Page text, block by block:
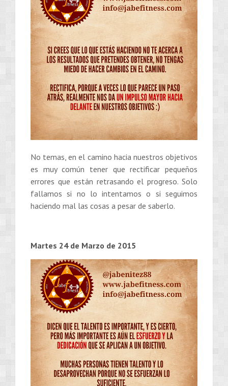
No temas, en el camino hacia nuestros objetivos
es muy común tener que rectificar pequeños
errores que están retrasando el progreso. Solo
fallamos si no lo intentamos o si seguimos
haciendo mal las cosas a pesar de saberlo.
Martes 24 de Marzo de 2015